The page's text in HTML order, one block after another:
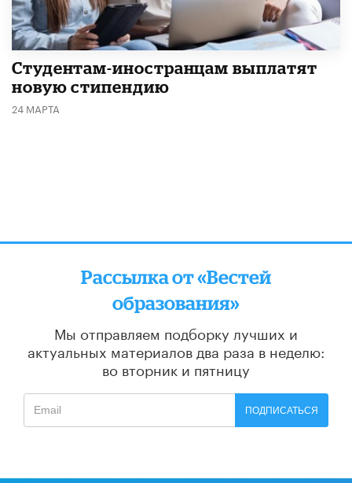
Студентам-иностранцам выплатят
новую стипендию
24 МАРТА
Рассылка от «Вестей
образования»
Мы отправляем подборку лучших и
актуальных материалов два раза в неделю:
во вторник и пятницу
ПОДПИСАТЬСЯ